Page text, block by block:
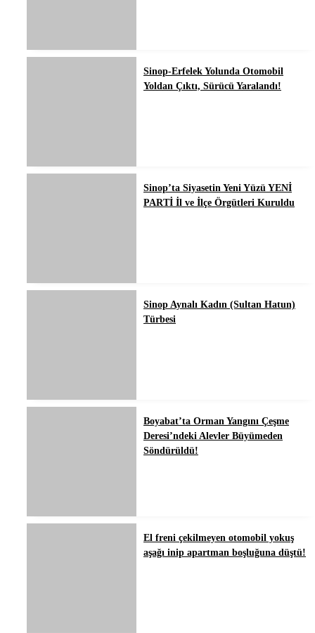
Sinop-Erfelek Yolunda Otomobil
Yoldan Çıktı, Sürücü Yaralandı!
Sinop’ta Siyasetin Yeni Yüzü YENİ
PARTİ İl ve İlçe Örgütleri Kuruldu
Sinop Aynalı Kadın (Sultan Hatun)
Türbesi
Boyabat’ta Orman Yangını Çeşme
Deresi’ndeki Alevler Büyümeden
Söndürüldü!
El freni çekilmeyen otomobil yokuş
aşağı inip apartman boşluğuna düştü!